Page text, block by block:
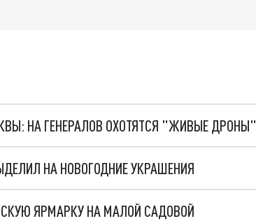
НА ГЕНЕРАЛОВ ОХОТЯТСЯ "ЖИВЫЕ ДРОНЫ"
НА НОВОГОДНИЕ УКРАШЕНИЯ
ЯРМАРКУ НА МАЛОЙ САДОВОЙ